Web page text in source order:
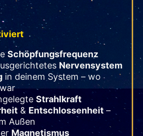
Schöpfungsfrequenz
Nervensystem
in deinem System – wo
Strahlkraft
& Entschlossenheit–
Außen
Magnetismus